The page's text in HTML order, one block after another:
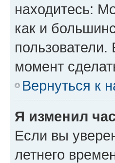
находитесь:
как и
момент
Вернуться к
Я изменил
Если вы
летнего